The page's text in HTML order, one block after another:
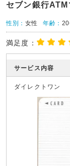
セブン銀行
性別： 女性 年齢：
満足度：
サービス内容
ダイレクトワン